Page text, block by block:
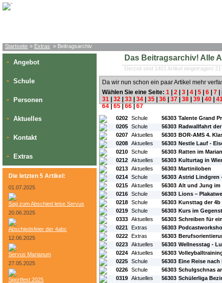
Startseite » Extras » Beitragsarchiv
» Angebot
» Schule
» Personen
» Aktuelles
» Kontakt
» Extras
Die letzten 5 Artikel:
01.07.2025
Sag zum Abschied leise Servus
20.06.2025
Abschiedsfeier der 4abc
12.06.2025
Servus Marianum
27.05.2025
Sportfest 2025
Das Beitragsarchiv! Alle
Derzeit sind 1401 Artikel eingetragen!
Da wir nun schon ein paar Artikel mehr
Wählen Sie eine Seite: 1 2 3 4 5 6 7
31
32 33 34 35 36 37 38 39 40
64|65|66|67
#L: #ID: #Rubrik:
0202 Schule 56303 Talente Grand
0205 Schule 56303 Radwallfahrt
0207 Aktuelles 56303 BOR-AMS 4.
0208 Aktuelles 56303 Nestle Lauf -
0210 Schule 56303 Ratten im
0212 Aktuelles 56303 Kulturtag in
0213 Aktuelles 56303 Martiniloben
0214 Schule 56303 Astrid Lindgren
0215 Aktuelles 56303 Alt und Jung im
0216 Schule 56303 Lions –
0218 Schule 56303 Kunsttag der 4b
0219 Schule 56303 Kurs im
0333 Aktuelles 56303 Schreiben für
0221 Extras 56303
0222 Extras 56303
0223 Aktuelles 56303 Wellnesstag -
0224 Aktuelles 56303
0225 Schule 56303 Eine Reise nach
0226 Schule 56303 Schulgschnas
0319 Aktuelles 56303 Schülerliga